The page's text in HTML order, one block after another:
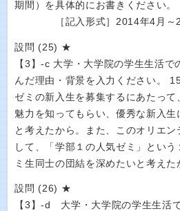
期間）を具体的にお書きください。
［記入形式］2014年4月～
設問 (25) ★
【3】-c 大学・大学院の学生生活
んだ理由・背景を入力ください。
ゼミの新入生を募集するにあたっ
魅力を知ってもらい、優秀な新入
と考えたから。また、このオリエ
して、「学部１の人気ゼミ」とい
ミ生同士の団結を深めたいと考えた
設問 (26) ★
【3】‐d 大学・大学院の学生生活